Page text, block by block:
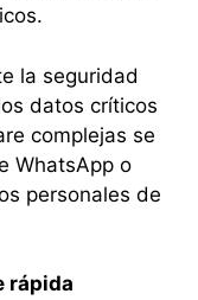
la seguridad
datos críticos
complejas se
WhatsApp o
personales de
rápida